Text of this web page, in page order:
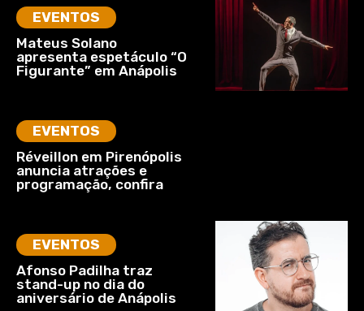
EVENTOS
Mateus Solano
apresenta espetáculo “O
Figurante” em Anápolis
EVENTOS
Réveillon em Pirenópolis
anuncia atrações e
programação, confira
EVENTOS
Afonso Padilha traz
stand-up no dia do
aniversário de Anápolis